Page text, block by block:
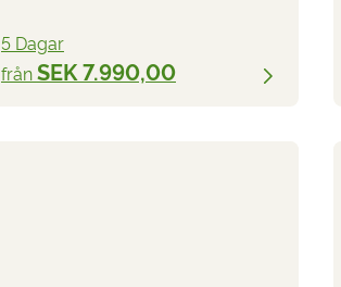
5 Dagar
från SEK 7.990,00